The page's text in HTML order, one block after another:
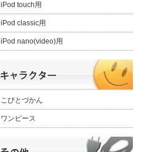
iPod touch用
iPod classic用
iPod nano(video)用
こびとづかん
ワンピース